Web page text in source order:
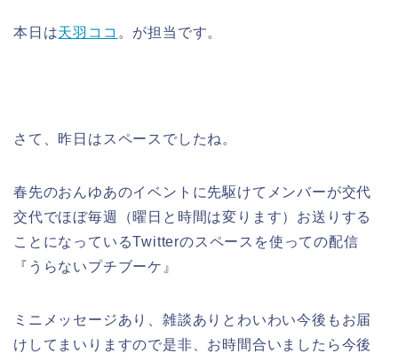
本日は天羽ココ 。が担当です。
さて、昨日はスペースでしたね。
春先のおんゆあのイベントに先駆けてメンバーが交代
交代でほぼ毎週（曜日と時間は変ります）お送りする
ことになっているTwitterのスペースを使っての配信
『うらないプチブーケ』
ミニメッセージあり、雑談ありとわいわい今後もお届
けしてまいりますので是非、お時間合いましたら今後